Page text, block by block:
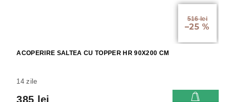
516 lei
–25 %
ACOPERIRE SALTEA CU TOPPER HR 90X200 CM
14 zile
385 lei